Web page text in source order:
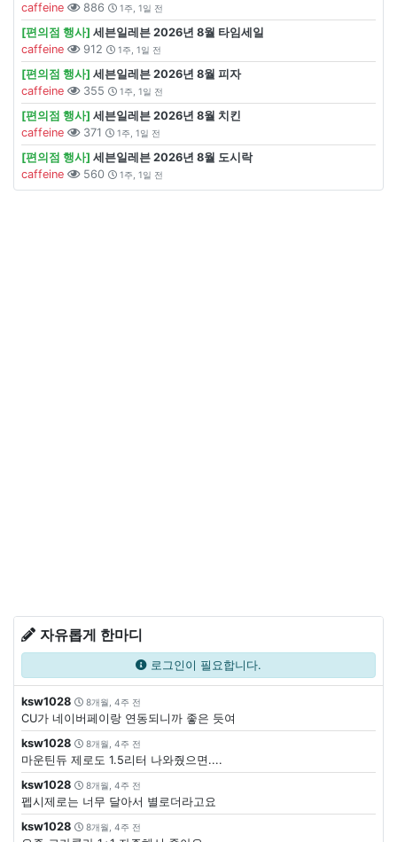
caffeine
886 1주, 1일 전
[편의점 행사] 세븐일레븐 2026년 8월 타임세일
caffeine
912 1주, 1일 전
[편의점 행사] 세븐일레븐 2026년 8월 피자
caffeine
355 1주, 1일 전
[편의점 행사] 세븐일레븐 2026년 8월 치킨
caffeine
371 1주, 1일 전
[편의점 행사] 세븐일레븐 2026년 8월 도시락
caffeine
560 1주, 1일 전
자유롭게 한마디
로그인이 필요합니다.
ksw1028 8개월, 4주 전
CU가 네이버페이랑 연동되니까 좋은 듯여
ksw1028
8개월, 4주 전
마운틴듀 제로도 1.5리터 나와줬으면....
ksw1028
8개월, 4주 전
펩시제로는 너무 달아서 별로더라고요
ksw1028
8개월, 4주 전